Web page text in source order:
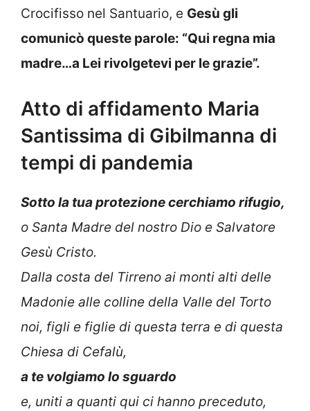
Crocifisso nel Santuario, e Gesù gli
comunicò queste parole: “Qui regna mia
madre…a Lei rivolgetevi per le grazie”.
Atto di affidamento Maria
Santissima di Gibilmanna di
tempi di pandemia
Sotto la tua protezione cerchiamo rifugio,
o Santa Madre del nostro Dio e Salvatore
Gesù Cristo.
Dalla costa del Tirreno ai monti alti delle
Madonie alle colline della Valle del Torto
noi, figli e figlie di questa terra e di questa
Chiesa di Cefalù,
a te volgiamo lo sguardo
e, uniti a quanti qui ci hanno preceduto,